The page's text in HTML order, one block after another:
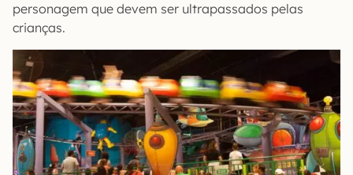
personagem que devem ser ultrapassados pelas
crianças.